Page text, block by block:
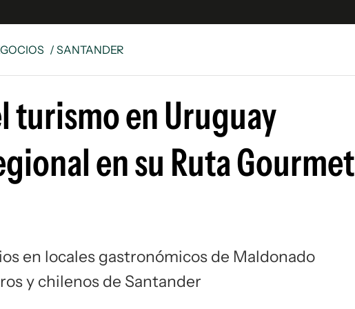
y Legales
especiales
Unidos
/ SANTANDER
turismo en Uruguay
en su Ruta Gourmet
en locales gastronómicos de Maldonado
y chilenos de Santander